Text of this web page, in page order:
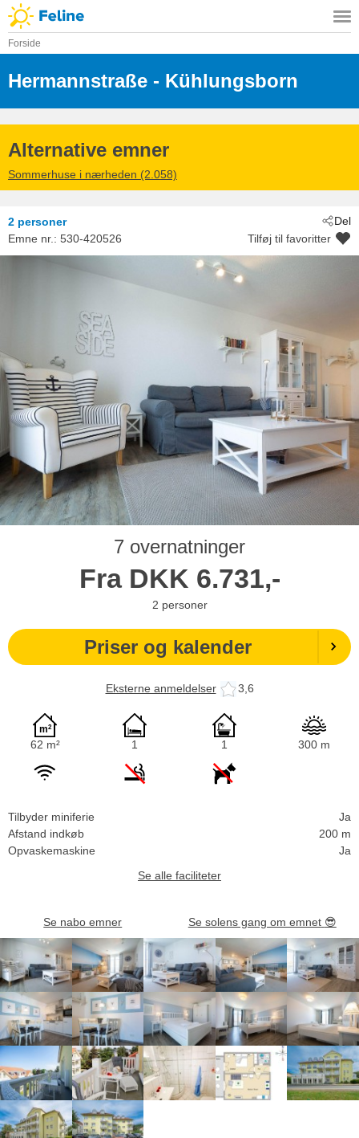
Forside
Hermannstraße
- 18225
- Kühlungsborn
Alternative emner
Sommerhuse i nærheden (2.058)
Del
2 personer
Emne nr.: 530-420526 Tilføj til favoritter
7 overnatninger
Fra DKK 6.731,-
2 personer
Priser og kalender
Eksterne anmeldelser 3,6
62 m² 1 1 300 m
Tilbyder miniferie
Ja
Afstand indkøb
200 m
Opvaskemaskine
Ja
Se alle faciliteter
Se nabo emner Se solens gang om emnet 😎